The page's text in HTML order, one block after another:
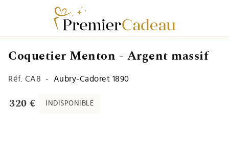
Coquetier Menton - Argent massif
Réf. CA8 - Aubry-Cadoret 1890
320 € INDISPONIBLE